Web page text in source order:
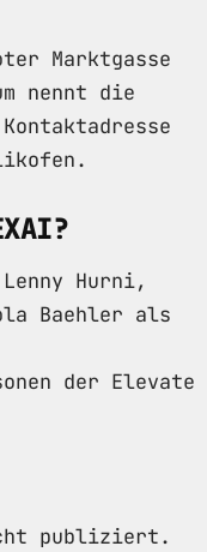
Marktgasse
nennt die
Hurni,
Baehler als
der Elevate
publiziert.